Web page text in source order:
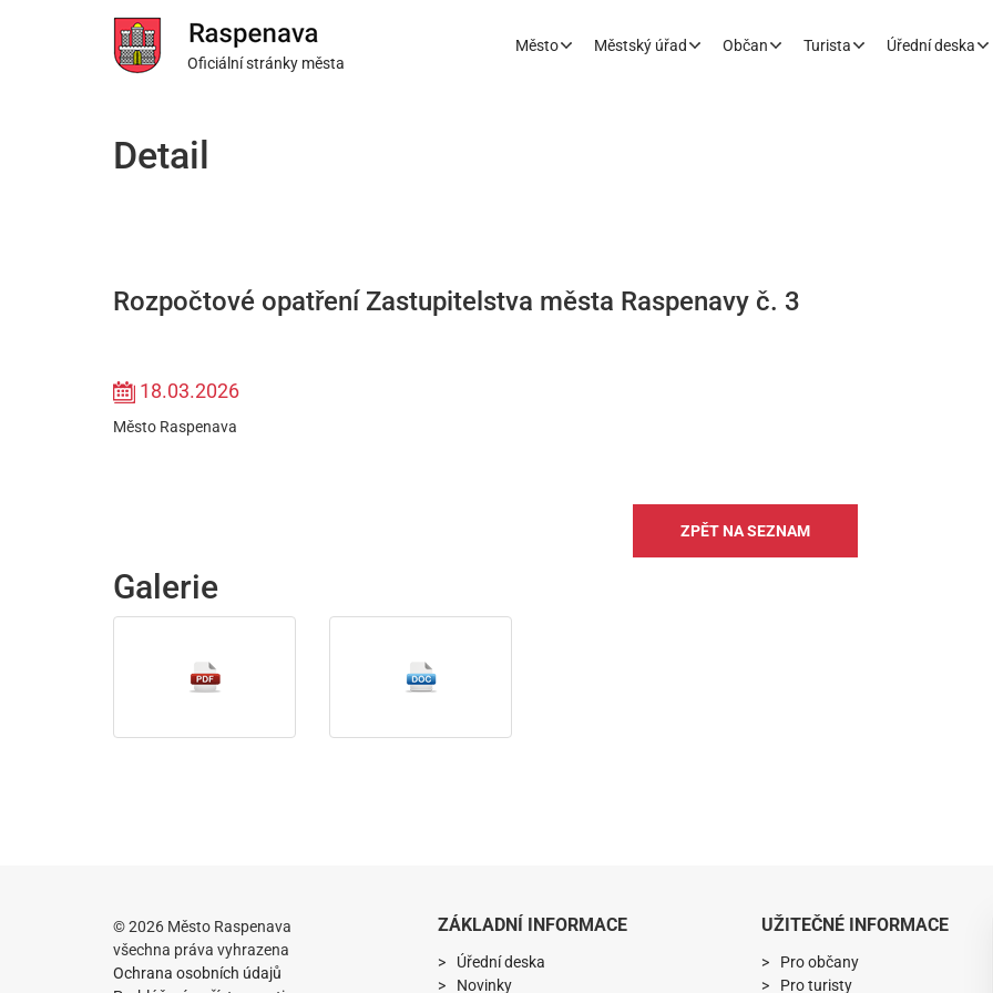
Oficiální stránky města
Město Městský úřad Občan Turista Úřední deska
Detail
Rozpočtové opatření Zastupitelstva města Raspenavy č. 3
18.03.2026
Město Raspenava
ZPĚT NA SEZNAM
Galerie
© 2026 Město Raspenava
všechna práva vyhrazena
Ochrana osobních údajů
ZÁKLADNÍ INFORMACE
Úřední deska
Novinky
UŽITEČNÉ INFORMACE
Pro občany
Pro turisty